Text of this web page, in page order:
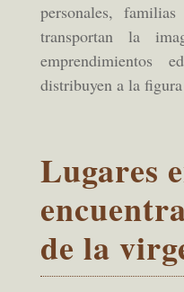
personales,
transportan la
emprendimientos
distribuyen a la
Lugares
de la